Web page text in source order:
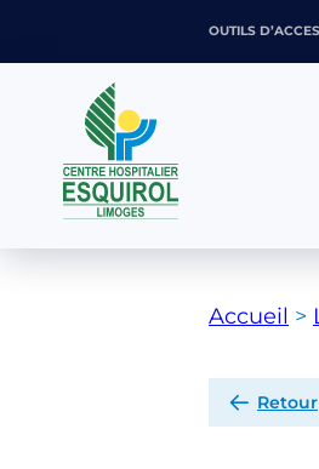
OUTILS
Accueil >
Retour